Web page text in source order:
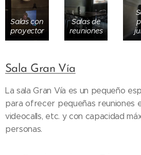
Salas con
proyector
Salas de
reuniones
Sala Gran Vía
La sala Gran Vía es un pequeño
para ofrecer pequeñas reuniones
videocalls, etc. y con capacidad
personas.